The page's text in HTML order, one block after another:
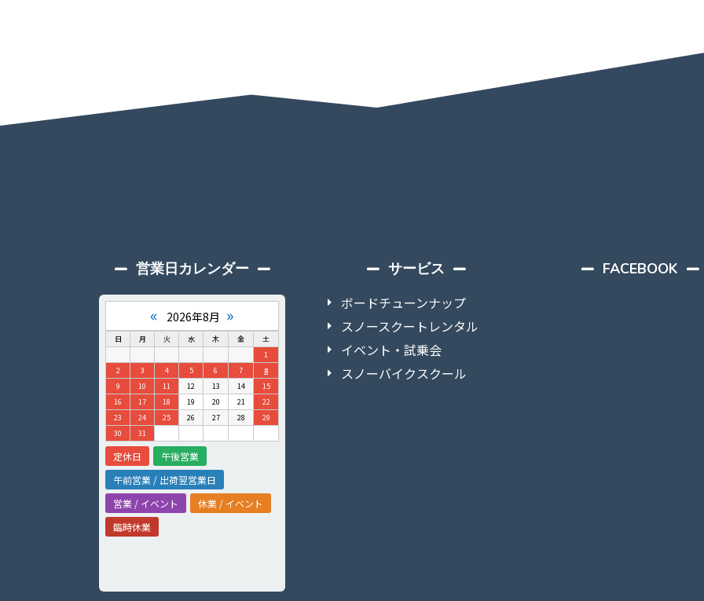
営業日カレンダー
« 2026年8月 »
日 月 火 水 木 金
土
1
2
3 4 5 6 7
8
9
10 11 12 13 14
15
16
17 18 19 20 21
22
23
24 25 26 27 28
29
30
31
定休日
午後営業
午前営業 / 出荷翌営業日
営業 / イベント
休業 / イベント
臨時休業
サービス
ボードチューンナップ
スノースクートレンタル
イベント・試乗会
スノーバイクスクール
FACEBOOK